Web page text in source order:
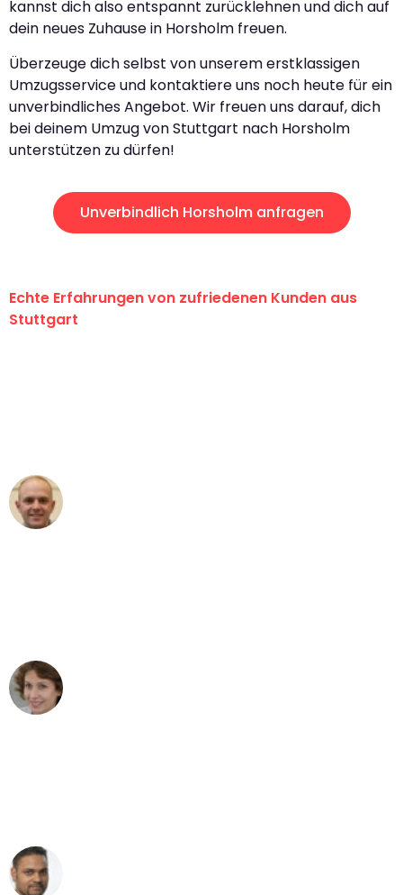
kannst dich also entspannt zurücklehnen und dich auf
dein neues Zuhause in Horsholm freuen.
Überzeuge dich selbst von unserem erstklassigen
Umzugsservice und kontaktiere uns noch heute für ein
unverbindliches Angebot. Wir freuen uns darauf, dich
bei deinem Umzug von Stuttgart nach Horsholm
unterstützen zu dürfen!
Unverbindlich Horsholm anfragen
Echte Erfahrungen von zufriedenen Kunden aus
Stuttgart